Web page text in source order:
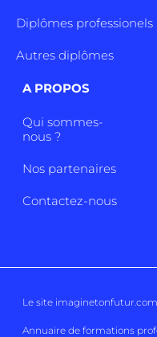
Diplômes professionels
Autres diplômes
A PROPOS
Qui sommes-
nous ?
Nos partenaires
Contactez-nous
Le site
Annuaire de formations